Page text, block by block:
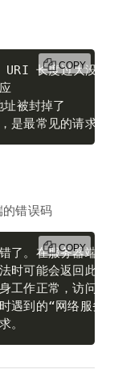
URI 长度过大没
是最常见的请求错
COPY
错误码
了。在服务器端
遇到的“网络服
。
COPY